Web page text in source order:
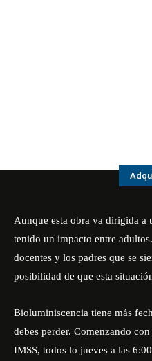
Aunque esta obra va dirigida
tenido un impacto entre
docentes y los padres que se
posibilidad de que esta
Bioluminiscencia tiene más
debes perder. Comenzando
IMSS, todos lo jueves a las